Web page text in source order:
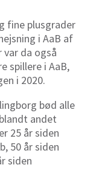
fine plusgrader
i AaB af
da også
spillere i AaB,
i 2020.
bød alle
andet
25 år siden
50 år siden
siden